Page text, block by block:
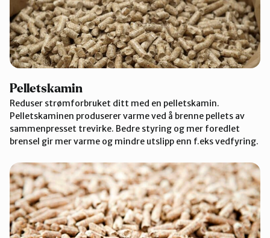
Pelletskamin
Reduser strømforbruket ditt med en pelletskamin.
Pelletskaminen produserer varme ved å brenne pellets av
sammenpresset trevirke. Bedre styring og mer foredlet
brensel gir mer varme og mindre utslipp enn f.eks vedfyring.